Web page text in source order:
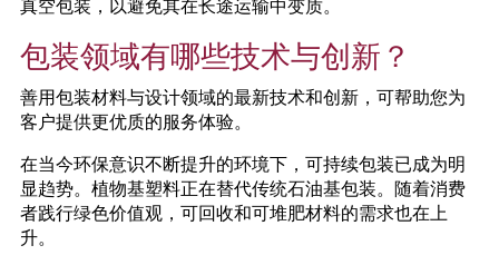
真空包装，以避免其在长途运输中变质。
包装领域有哪些技术与创新？
善用包装材料与设计领域的最新技术和创新，可帮助您为
客户提供更优质的服务体验。
在当今环保意识不断提升的环境下，可持续包装已成为明
显趋势。植物基塑料正在替代传统石油基包装。随着消费
者践行绿色价值观，可回收和可堆肥材料的需求也在上
升。